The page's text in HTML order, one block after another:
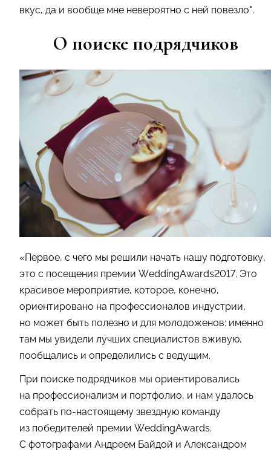
вкус, да и вообще мне невероятно с ней повезло".
О поиске подрядчиков
«Первое, с чего мы решили начать нашу подготовку,
это с посещения премии WeddingAwards2017. Это
красивое мероприятие, которое, конечно,
ориентировано на профессионалов индустрии,
но может быть полезно и для молодоженов: именно
там мы увидели лучших специалистов вживую,
пообщались и определились с ведущим.
При поиске подрядчиков мы ориентировались
на профессионализм и портфолио, и нам удалось
собрать по-настоящему звездную команду
из победителей премии WeddingAwards.
С фотографами Андреем Байдой и Александром